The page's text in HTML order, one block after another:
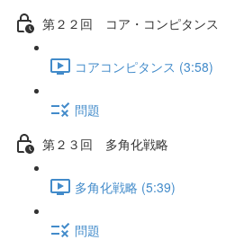
第２２回 コア・コンピタンス
コアコンピタンス (3:58)
問題
第２３回 多角化戦略
多角化戦略 (5:39)
問題